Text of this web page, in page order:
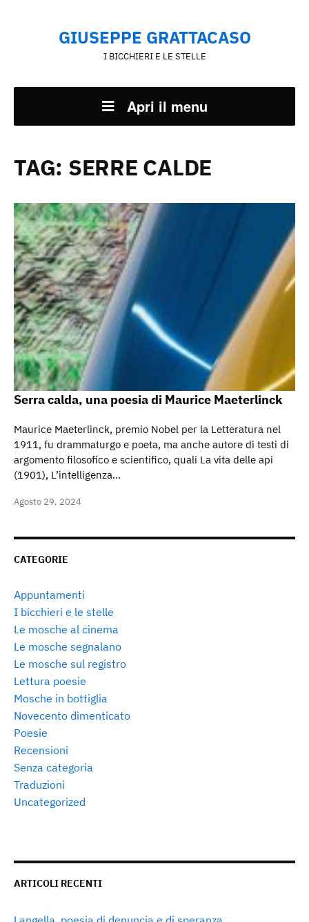
GIUSEPPE GRATTACASO
I BICCHIERI E LE STELLE
Apri il menu
CATEGORIE
Appuntamenti
I bicchieri e le stelle
Le mosche al cinema
Le mosche segnalano
Le mosche sul registro
Lettura poesie
Mosche in bottiglia
Novecento dimenticato
Poesie
Recensioni
Senza categoria
Traduzioni
Uncategorized
TAG: SERRE CALDE
Serra calda, una poesia di Maurice Maeterlinck
Maurice Maeterlinck, premio Nobel per la Letteratura nel
1911, fu drammaturgo e poeta, ma anche autore di testi di
argomento filosofico e scientifico, quali La vita delle api
(1901), L’intelligenza…
Agosto 29, 2024
ARTICOLI RECENTI